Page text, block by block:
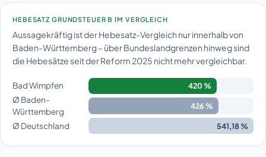
HEBESATZ GRUNDSTEUER B IM VERGLEICH
Aussagekräftig ist der Hebesatz-Vergleich nur innerhalb von
Baden-Württemberg – über Bundeslandgrenzen hinweg sind
die Hebesätze seit der Reform 2025 nicht mehr vergleichbar.
Bad Wimpfen 420 %
Ø Baden-
Württemberg
426 %
Ø Deutschland 541,18 %